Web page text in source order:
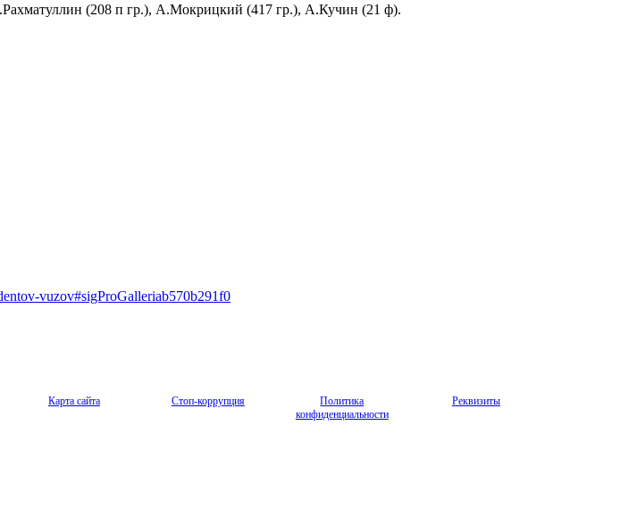
(208 п гр.), А.Мокрицкий (417 гр.), А.Кучин (21 ф).
vuzov#sigProGalleriab570b291f0
Карта сайта Стоп-коррупция
Политика
конфиденциальности
Реквизиты